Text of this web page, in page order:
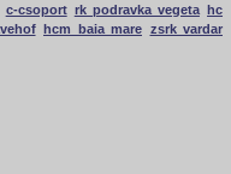
c-csoport rk podravka vegeta
hc
hcm baia mare zsrk vardar